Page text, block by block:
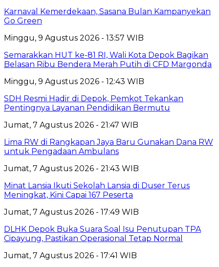
Karnaval Kemerdekaan, Sasana Bulan Kampanyekan
Go Green
Minggu, 9 Agustus 2026 - 13:57 WIB
Semarakkan HUT ke-81 RI, Wali Kota Depok Bagikan
Belasan Ribu Bendera Merah Putih di CFD Margonda
Minggu, 9 Agustus 2026 - 12:43 WIB
SDH Resmi Hadir di Depok, Pemkot Tekankan
Pentingnya Layanan Pendidikan Bermutu
Jumat, 7 Agustus 2026 - 21:47 WIB
Lima RW di Rangkapan Jaya Baru Gunakan Dana RW
untuk Pengadaan Ambulans
Jumat, 7 Agustus 2026 - 21:43 WIB
Minat Lansia Ikuti Sekolah Lansia di Duser Terus
Meningkat, Kini Capai 167 Peserta
Jumat, 7 Agustus 2026 - 17:49 WIB
DLHK Depok Buka Suara Soal Isu Penutupan TPA
Cipayung, Pastikan Operasional Tetap Normal
Jumat, 7 Agustus 2026 - 17:41 WIB